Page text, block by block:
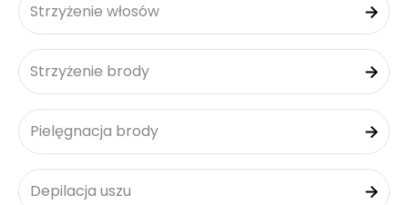
Strzyżenie włosów
Strzyżenie brody
Pielęgnacja brody
Depilacja uszu